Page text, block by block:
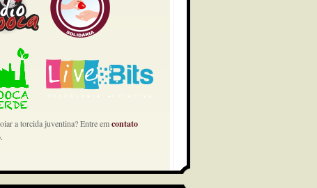
a torcida juventina? Entre emcontato